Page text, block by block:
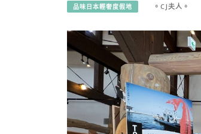
品味日本輕奢度假地 。CJ夫人。